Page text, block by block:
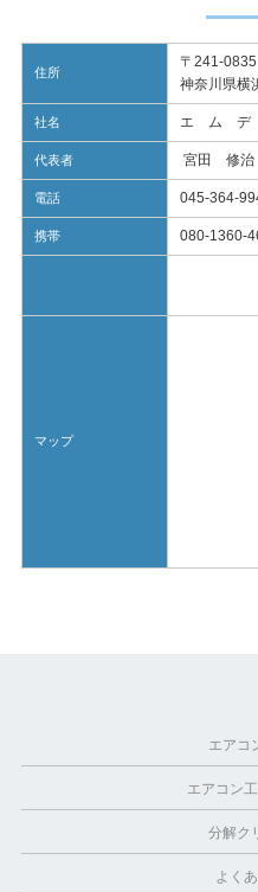
住所
〒241-0835
神奈川県横
社名 エ ム デ
代表者 宮田 修治
電話 045-364-
携帯 080-1360-
マップ
エアコ
エアコン
分解ク
よく